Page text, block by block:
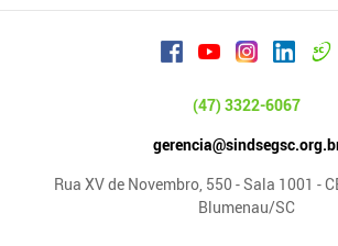
(47) 3322-6067
Rua XV de Novembro, 550 - Sala 1001 -
Blumenau/SC